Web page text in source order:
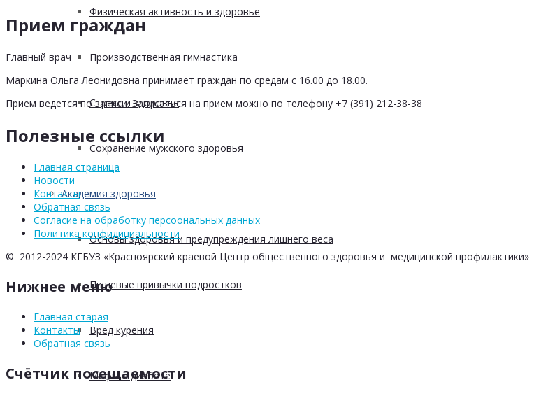
Физическая активность и здоровье
Производственная гимнастика
Стресс и здоровье
Сохранение мужского здоровья
Академия здоровья
Основы здоровья и предупреждения лишнего веса
Пищевые привычки подростков
Вред курения
Мифы о диабете
Прием граждан
Главный врач
Маркина Ольга Леонидовна принимает граждан по средам с 16.00 до 18.00.
Прием ведется по записи. Записаться на прием можно по телефону +7 (391) 212-38-38
Полезные ссылки
Главная страница
Новости
Контакты
Обратная связь
Согласие на обработку персоональных данных
Политика конфидициальности
© 2012-2024 КГБУЗ «Красноярский краевой Центр общественного здоровья и медицинской профилактики»
Нижнее меню
Главная старая
Контакты
Обратная связь
Счётчик посещаемости